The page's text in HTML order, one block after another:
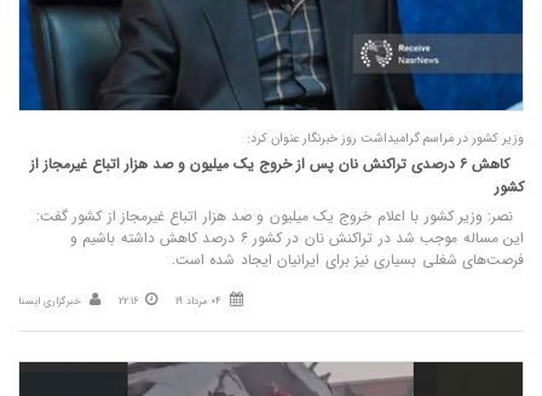
وزیر کشور در مراسم گرامیداشت روز خبرنگار عنوان کرد:
کاهش ۶ درصدی تراکنش نان پس از خروج یک میلیون و صد هزار اتباع غیرمجاز از
کشور
نصر: وزیر کشور با اعلام خروج یک میلیون و صد هزار اتباع غیرمجاز از کشور گفت:
این مساله موجب شد در تراکنش نان در کشور ۶ درصد کاهش داشته باشیم و
فرصت‌های شغلی بسیاری نیز برای ایرانیان ایجاد شده است.
04 مرداد 19 22:16 خبرگزاری ایسنا